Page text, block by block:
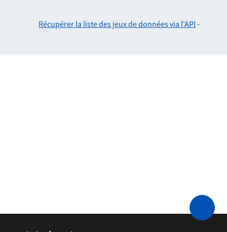
Récupérer la liste des jeux de données via l'API -